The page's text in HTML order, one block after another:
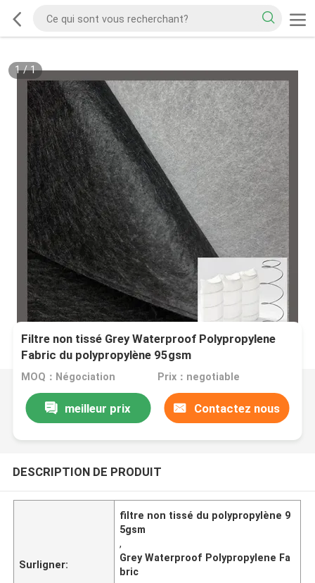
1/1
Filtre non tissé Grey Waterproof Polypropylene
Fabric du polypropylène 95gsm
MOQ：Négociation Prix：negotiable
meilleur prix Contactez nous
DESCRIPTION DE PRODUIT
Surligner:
filtre non tissé du polypropylène 9
5gsm
,
Grey Waterproof Polypropylene Fa
bric